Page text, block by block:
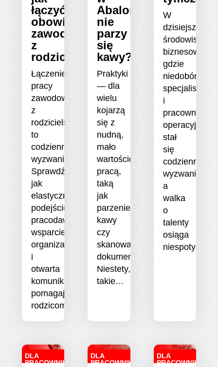
łączyć
obowiązki
zawodowe
z
rodzicielstwem?
Łączenie
pracy
zawodowej
z
rodzicielstwem
to
codzienne
wyzwanie.
Sprawdź,
jak
elastyczne
podejście
pracodawców,
wsparcie
organizacyjne
i
otwarta
komunikacja
pomagają
rodzicom…
Abalone
nie
parzy
się
kawy?
Praktyki
— dla
wielu
kojarzą
się z
nudną,
mało
wartościową
pracą,
taką
jak
parzenie
kawy
czy
skanowanie
dokumentów.
Niestety,
takie…
W
dzisiejszym
środowisku
biznesowym,
gdzie
niedobór
specjalistów
i
pracowników
operacyjnych
stał
się
codziennym
wyzwaniem,
a
walka
o
talenty
osiąga
DLA
PRACOWNIKA
DLA
PRACOWNIKA
DLA
PRACOWNIKA